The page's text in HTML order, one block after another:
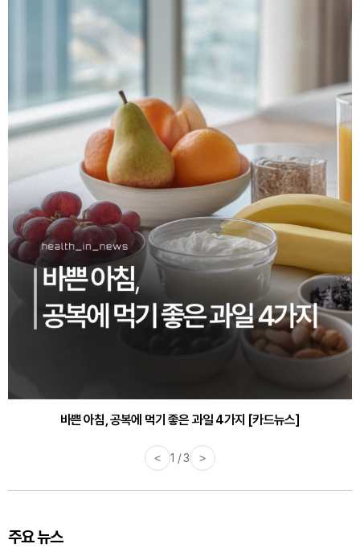
바쁜 아침, 공복에 먹기 좋은 과일 4가지 [카드뉴스]
< 1 / 3 >
주요 뉴스